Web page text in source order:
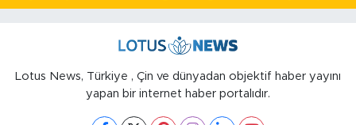
Lotus News, Türkiye , Çin ve dünyadan objektif haber yayını
yapan bir internet haber portalıdır.